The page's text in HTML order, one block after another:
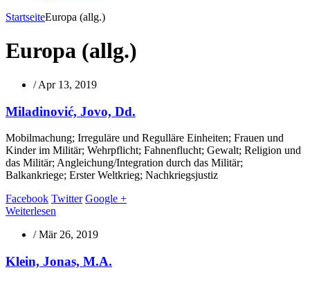
StartseiteEuropa (allg.)
Europa (allg.)
/ Apr 13, 2019
Miladinović, Jovo, Dd.
Mobilmachung; Irreguläre und Regulläre Einheiten; Frauen und
Kinder im Militär; Wehrpflicht; Fahnenflucht; Gewalt; Religion und
das Militär; Angleichung/Integration durch das Militär;
Balkankriege; Erster Weltkrieg; Nachkriegsjustiz
Facebook Twitter Google +
Weiterlesen
/ Mär 26, 2019
Klein, Jonas, M.A.